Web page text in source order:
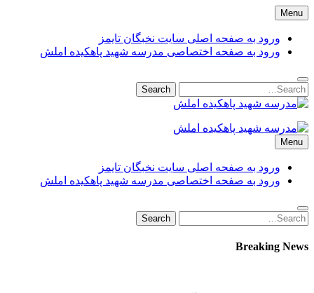
Skip
to
content
Menu
ورود به صفحه اصلی سایت نخبگان تایمز
ورود به صفحه اختصاصی مدرسه شهید پاهکیده املش
Search
for:
Search
مدرسه شهید پاهکیده املش
پسرانه + دخترانه + پیش دبستانی + کلاس + اول + دوم + سوم +
پشت + بانک کشاورزی + شماره + تلفن + آدرس + لوکیشن + +
دریافت + کارنامه + کد ملی + پایه + مقطع + دولتی + گیلان +
مدارس + دانش آموزان + لیست + سایت + نخبگان + تایمز +
madrese-shahid-pahkideh-amlash
Menu
ورود به صفحه اصلی سایت نخبگان تایمز
ورود به صفحه اختصاصی مدرسه شهید پاهکیده املش
Search
for:
Search
Breaking News